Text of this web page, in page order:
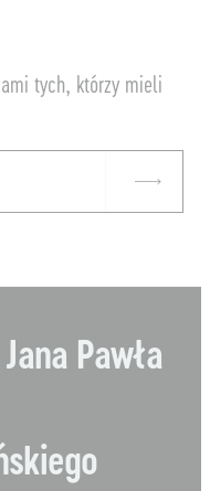
tych, którzy mieli
Pawła